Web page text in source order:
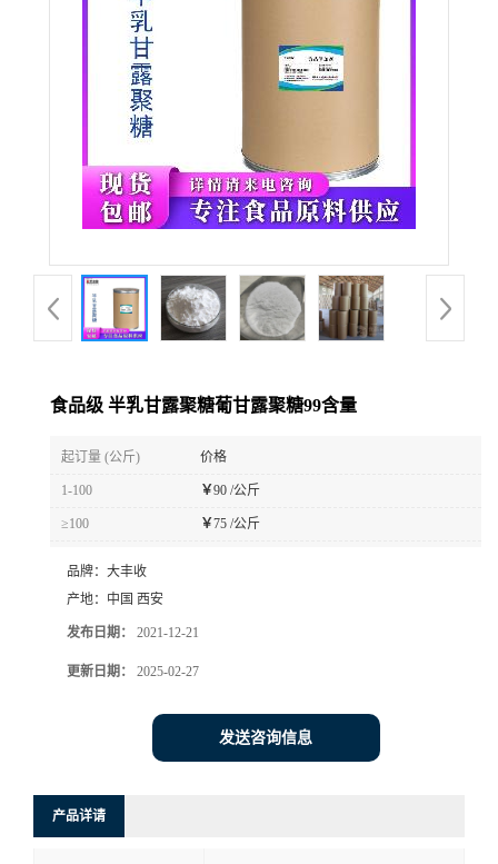
食品级 半乳甘露聚糖葡甘露聚糖99含量
起订量 (公斤) 价格
1-100 ￥90 /公斤
≥100 ￥75 /公斤
品牌： 大丰收
产地： 中国 西安
发布日期： 2021-12-21
更新日期： 2025-02-27
发送咨询信息
产品详请